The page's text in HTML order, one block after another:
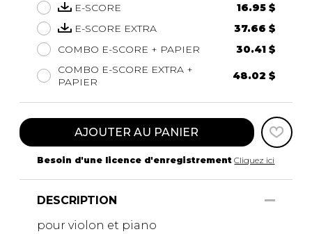
E-SCORE
16.95 $
E-SCORE EXTRA
37.66 $
COMBO E-SCORE + PAPIER
30.41 $
COMBO E-SCORE EXTRA +
PAPIER
48.02 $
AJOUTER AU PANIER
Besoin d'une licence d'enregistrement Cliquez ici
DESCRIPTION
pour violon et piano